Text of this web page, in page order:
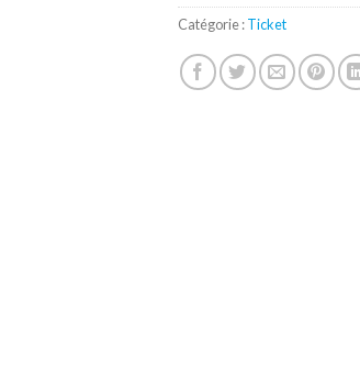
Catégorie :Ticket